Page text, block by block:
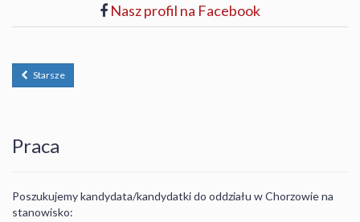
Nasz profil na Facebook
Starsze
Praca
Poszukujemy kandydata/kandydatki do oddziału w Chorzowie na
stanowisko: